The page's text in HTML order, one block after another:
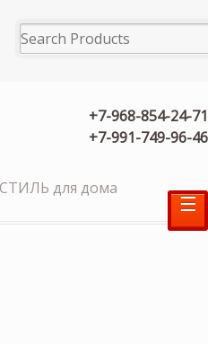
+7-968-854-24-71
+7-991-749-96-46
для дома
☰